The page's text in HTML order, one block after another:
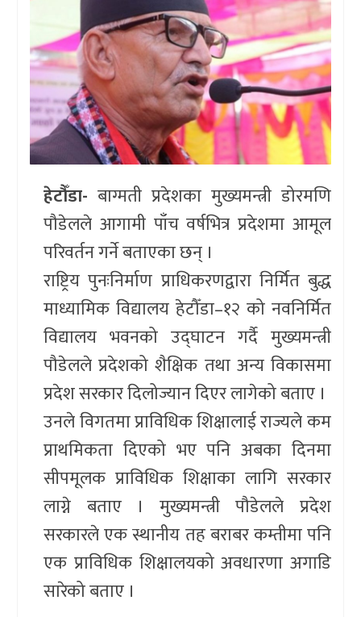
स्वास्थ्य/
रोचक
विचार/
अन्तर्वार्ता
हेटौँडा- बाग्मती प्रदेशका मुख्यमन्त्री डोरमणि
पौडेलले आगामी पाँच वर्षभित्र प्रदेशमा आमूल
परिवर्तन गर्ने बताएका छन् ।
राष्ट्रिय पुनःनिर्माण प्राधिकरणद्वारा निर्मित बुद्ध
माध्यामिक विद्यालय हेटौँडा–१२ को नवनिर्मित
विद्यालय भवनको उद्घाटन गर्दै मुख्यमन्त्री
पौडेलले प्रदेशको शैक्षिक तथा अन्य विकासमा
प्रदेश सरकार दिलोज्यान दिएर लागेको बताए ।
उनले विगतमा प्राविधिक शिक्षालाई राज्यले कम
प्राथमिकता दिएको भए पनि अबका दिनमा
सीपमूलक प्राविधिक शिक्षाका लागि सरकार
लाग्ने बताए । मुख्यमन्त्री पौडेलले प्रदेश
सरकारले एक स्थानीय तह बराबर कम्तीमा पनि
एक प्राविधिक शिक्षालयको अवधारणा अगाडि
सारेको बताए ।